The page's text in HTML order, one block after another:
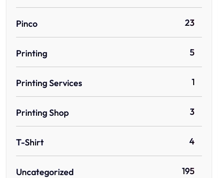
Pinco 23
Printing 5
Printing Services 1
Printing Shop 3
T-Shirt 4
Uncategorized 195